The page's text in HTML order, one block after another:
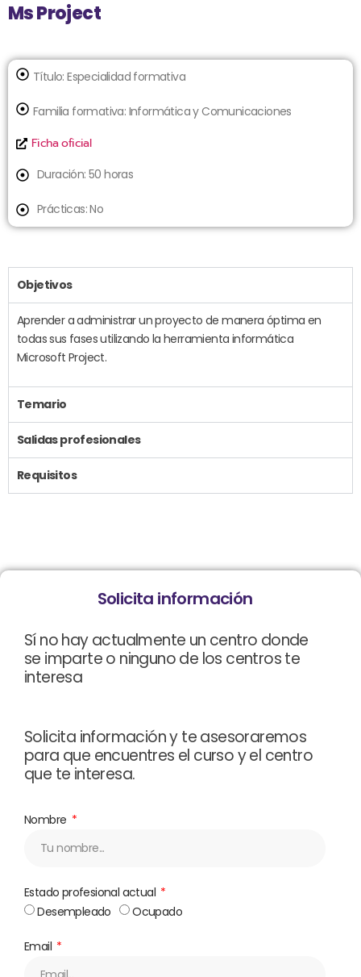
Ms Project
Título:Especialidad formativa
Familia formativa: Informática y Comunicaciones
Ficha oficial
Duración: 50 horas
Prácticas: No
Objetivos
Aprender a administrar un proyecto de manera óptima en
todas sus fases utilizando la herramienta informática
Microsoft Project.
Temario
Salidas profesionales
Requisitos
Solicita información
Sí no hay actualmente un centro donde
se imparte o ninguno de los centros te
interesa
Solicita información y te asesoraremos
para que encuentres el curso y el centro
que te interesa.
Nombre
Estado profesional actual
Desempleado
Ocupado
Email